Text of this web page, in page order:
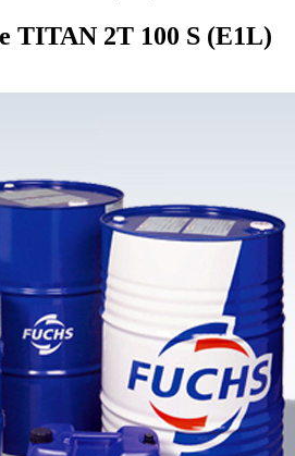
TITAN 2T 100 S (E1L)